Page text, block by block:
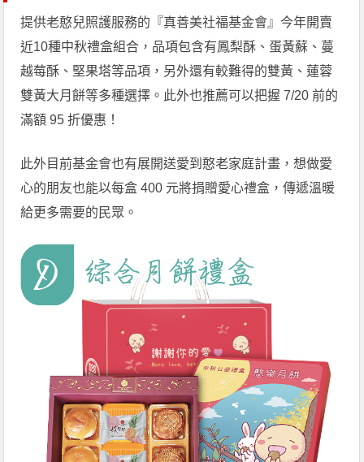
提供老憨兒照護服務的『真善美社福基金會』今年開賣
近10種中秋禮盒組合，品項包含有鳳梨酥、蛋黃蘇、蔓
越莓酥、堅果塔等品項，另外還有較難得的雙黃、蓮蓉
雙黃大月餅等多種選擇。此外也推薦可以把握 7/20 前的
滿額 95 折優惠！
此外目前基金會也有展開送愛到憨老家庭計畫，想做愛
心的朋友也能以每盒 400 元將捐贈愛心禮盒，傳遞溫暖
給更多需要的民眾。